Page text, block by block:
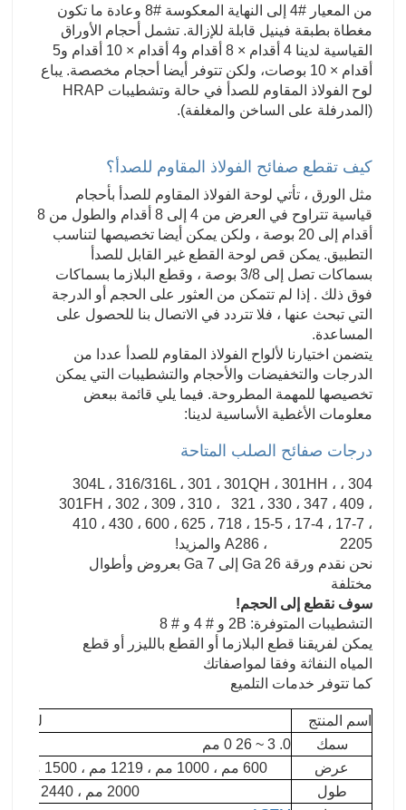
من المعيار #4 إلى النهاية المعكوسة #8 وعادة ما تكون
مغطاة بطبقة فينيل قابلة للإزالة. تشمل أحجام الأوراق
القياسية لدينا 4 أقدام × 8 أقدام و4 أقدام × 10 أقدام و5
أقدام × 10 بوصات، ولكن تتوفر أيضا أحجام مخصصة. يباع
لوح الفولاذ المقاوم للصدأ في حالة وتشطيبات HRAP
(المدرفلة على الساخن والمغلفة).
كيف تقطع صفائح الفولاذ المقاوم للصدأ؟
مثل الورق ، تأتي لوحة الفولاذ المقاوم للصدأ بأحجام
قياسية تتراوح في العرض من 4 إلى 8 أقدام والطول من 8
أقدام إلى 20 بوصة ، ولكن يمكن أيضا تخصيصها لتناسب
التطبيق. يمكن قص لوحة القطع غير القابل للصدأ
بسماكات تصل إلى 3/8 بوصة ، وقطع البلازما بسماكات
فوق ذلك . إذا لم تتمكن من العثور على الحجم أو الدرجة
التي تبحث عنها ، فلا تتردد في الاتصال بنا للحصول على
المساعدة.
يتضمن اختيارنا لألواح الفولاذ المقاوم للصدأ عددا من
الدرجات والتخفيضات والأحجام والتشطيبات التي يمكن
تخصيصها للمهمة المطروحة. فيما يلي قائمة ببعض
معلومات الأغطية الأساسية لدينا:
درجات صفائح الصلب المتاحة
304 ، 304L ، 316/316L ، 301 ، 301QH ، 301HH ،
301FH ، 302 ، 309 ، 310 ، 321 ، 330 ، 347 ، 409 ،
410 ، 430 ، 600 ، 625 ، 718 ، 15-5 ، 17-4 ، 17-7 ،
A286 ، 2205 والمزيد!
نحن نقدم ورقة 26 Ga إلى 7 Ga بعروض وأطوال
مختلفة
سوف نقطع إلى الحجم!
التشطيبات المتوفرة: 2B و # 4 و # 8
يمكن لفريقنا قطع البلازما أو القطع بالليزر أو قطع
المياه النفاثة وفقا لمواصفاتك
كما تتوفر خدمات التلميع
اسم المنتج
لوحة
سمك
0.
3
~
26
مم
عرض
600 مم ، 1000 مم ، 1219 مم ، 1500 مم ، 1800 مم ، 2000 مم ، 2500 مم ، 3000 مم ، 3500 مم ، إلخ
طول
2000 مم ، 2440 مم ، 3000 مم ، 5800 مم ، 6000 مم ، إلخ